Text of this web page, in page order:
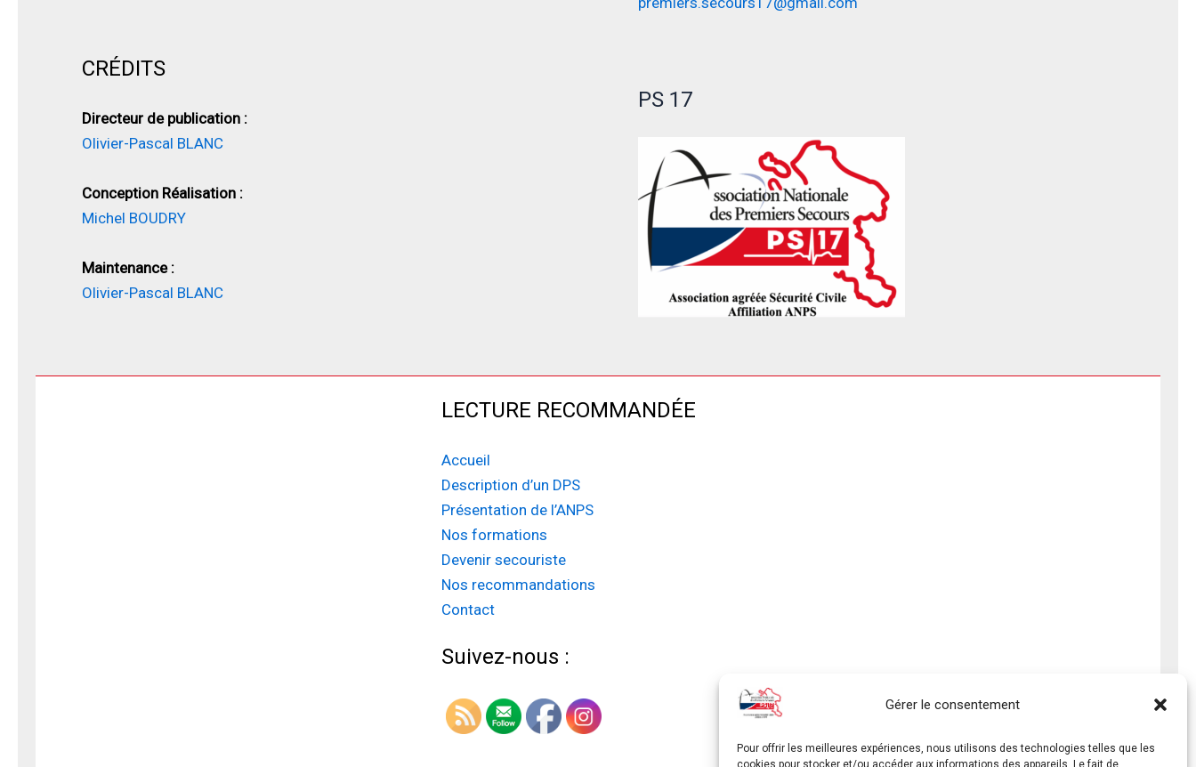
Gérer le consentement
Pour offrir les meilleures expériences, nous utilisons des technologies telles que les
cookies pour stocker et/ou accéder aux informations des appareils. Le fait de
CRÉDITS
Directeur de publication :
Olivier-Pascal BLANC
Conception Réalisation :
Michel BOUDRY
Maintenance :
Olivier-Pascal BLANC
PS 17
LECTURE RECOMMANDÉE
Accueil
Description d’un DPS
Présentation de l’ANPS
Nos formations
Devenir secouriste
Nos recommandations
Contact
Suivez-nous :